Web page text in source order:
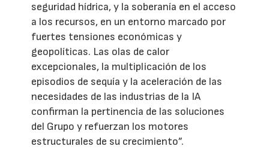
seguridad hídrica, y la soberanía en el acceso
a los recursos, en un entorno marcado por
fuertes tensiones económicas y
geopolíticas. Las olas de calor
excepcionales, la multiplicación de los
episodios de sequía y la aceleración de las
necesidades de las industrias de la IA
confirman la pertinencia de las soluciones
del Grupo y refuerzan los motores
estructurales de su crecimiento”.